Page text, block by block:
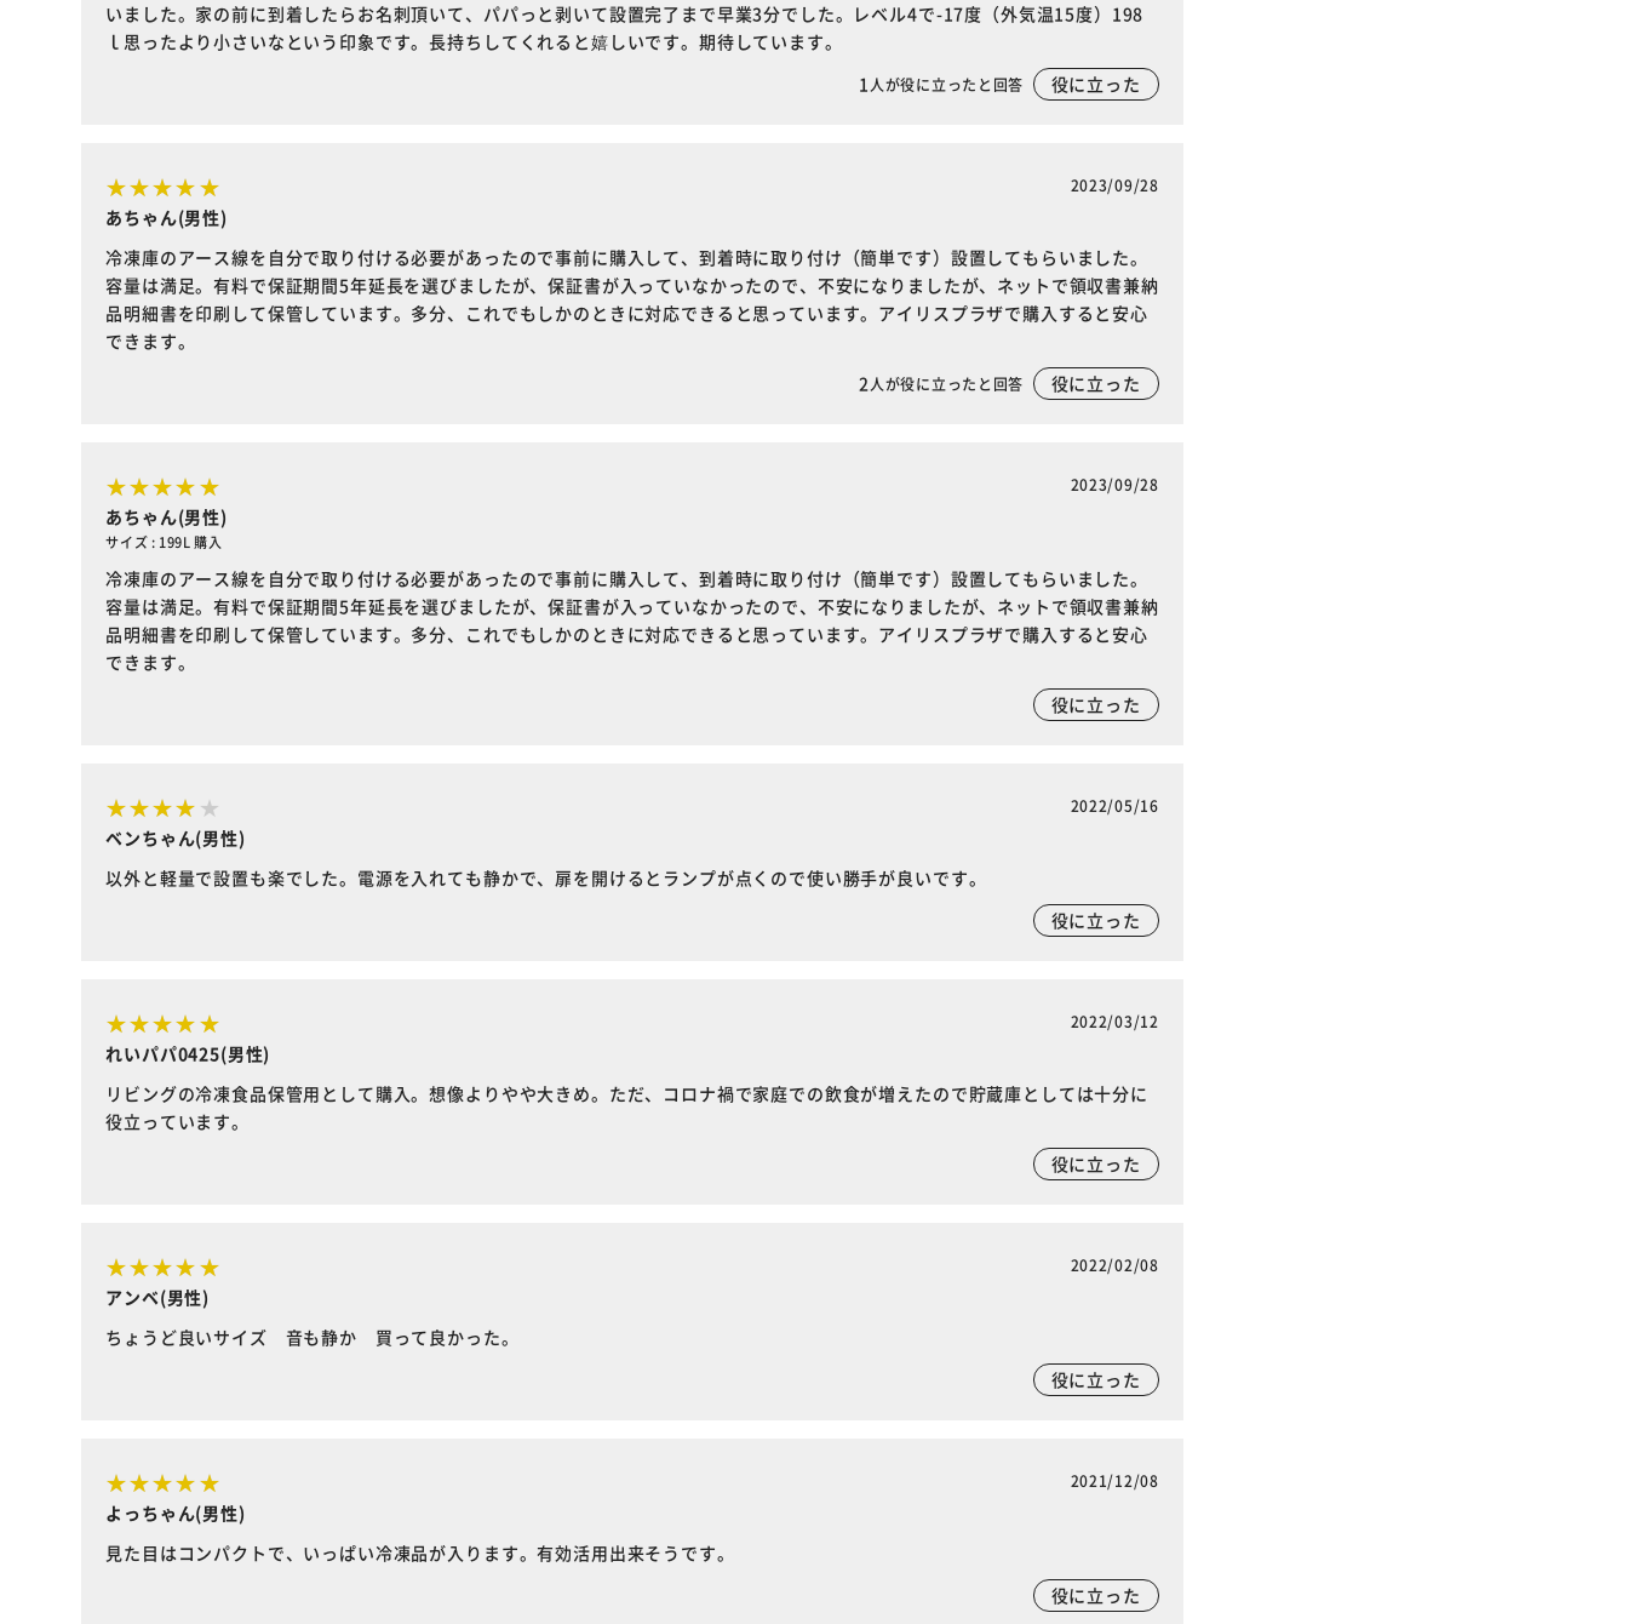
いました。家の前に到着したらお名刺頂いて、パパっと剥いて設置完了まで早業3分でした。レベル4で-17度（外気温15度）198
ｌ思ったより小さいなという印象です。長持ちしてくれると嬉しいです。期待しています。
1 人が役に立ったと回答 役に立った
2023/09/28
あちゃん(男性)
冷凍庫のアース線を自分で取り付ける必要があったので事前に購入して、到着時に取り付け（簡単です）設置してもらいました。
容量は満足。有料で保証期間5年延長を選びましたが、保証書が入っていなかったので、不安になりましたが、ネットで領収書兼納
品明細書を印刷して保管しています。多分、これでもしかのときに対応できると思っています。アイリスプラザで購入すると安心
できます。
2人が役に立ったと回答 役に立った
2023/09/28
あちゃん(男性)
サイズ : 199L 購入
冷凍庫のアース線を自分で取り付ける必要があったので事前に購入して、到着時に取り付け（簡単です）設置してもらいました。
容量は満足。有料で保証期間5年延長を選びましたが、保証書が入っていなかったので、不安になりましたが、ネットで領収書兼納
品明細書を印刷して保管しています。多分、これでもしかのときに対応できると思っています。アイリスプラザで購入すると安心
できます。
役に立った
2022/05/16
ベンちゃん(男性)
以外と軽量で設置も楽でした。電源を入れても静かで、扉を開けるとランプが点くので使い勝手が良いです。
役に立った
2022/03/12
れいパパ0425(男性)
リビングの冷凍食品保管用として購入。想像よりやや大きめ。ただ、コロナ禍で家庭での飲食が増えたので貯蔵庫としては十分に
役立っています。
役に立った
2022/02/08
アンベ(男性)
ちょうど良いサイズ 音も静か 買って良かった。
役に立った
2021/12/08
よっちゃん(男性)
見た目はコンパクトで、いっぱい冷凍品が入ります。有効活用出来そうです。
役に立った
カートに入れる 購入手続きへ